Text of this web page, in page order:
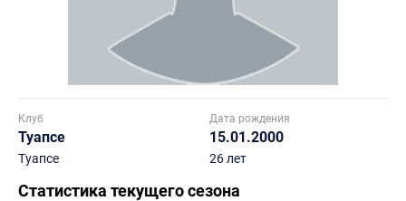
Клуб
Туапсе
Туапсе
Дата рождения
15.01.2000
26 лет
Статистика текущего сезона